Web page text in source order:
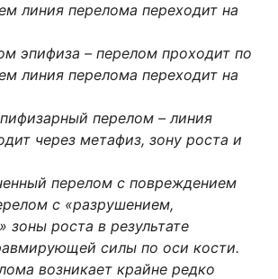
линия перелома переходит на
эпифиза – перелом проходит по
линия перелома переходит на
перелом – линия
через метафиз, зону роста и
перелом с повреждением
с «разрушением,
зоны роста в результате
силы по оси кости.
возникает крайне редко